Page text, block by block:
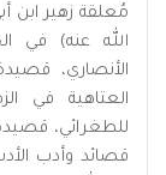
مُعلقة زهير ابن
الله عنه) في
الأنصاري،
العتاهية في
للطغرائي،
قصائد وأدب